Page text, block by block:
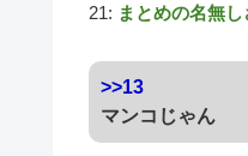
21: まとめの名無
>>13
マンコじゃん